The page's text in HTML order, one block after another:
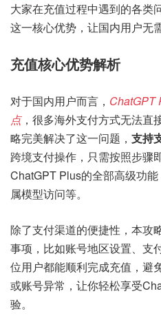
大家在充值过程中遇到的各类
这一核心优势，让国内用户无
充值核心优势解析
对于国内用户而言， ChatGPT
点，很多海外支付方式无法直
略完美解决了这一问题， 支持
跨境支付操作，只需按照步骤
ChatGPT Plus的全部高级功
属模型访问等。
除了支付渠道的便捷性，本攻
事项，比如账号地区设置、支
位用户都能顺利完成充值，避
或账号异常，让你轻松享受
验。